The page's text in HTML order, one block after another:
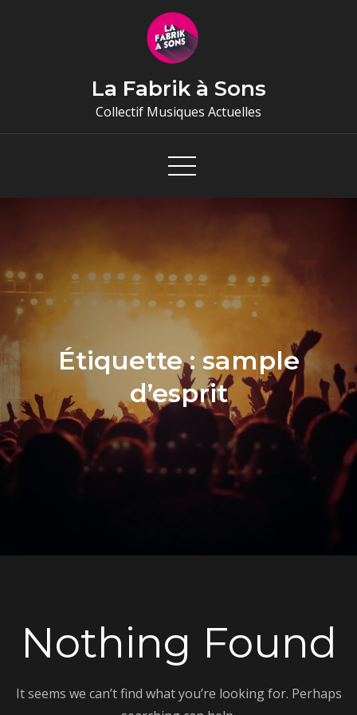
La Fabrik à Sons
Collectif Musiques Actuelles
Étiquette : sample
d’esprit
Nothing Found
It seems we can’t find what you’re looking for. Perhaps